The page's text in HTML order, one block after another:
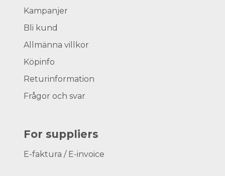
Kampanjer
Bli kund
Allmänna villkor
Köpinfo
Returinformation
Frågor och svar
For suppliers
E-faktura / E-invoice